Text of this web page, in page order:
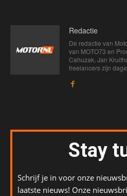
Redactie
De redactie van
van MOTO73 en
Cahuzak, Jan
freelancers zijn
Stay
Schrijf je in voor onze
laatste nieuws! Onze